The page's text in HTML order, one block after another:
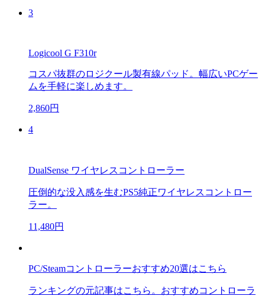
3
Logicool G F310r
コスパ抜群のロジクール製有線パッド。幅広いPCゲー
ムを手軽に楽しめます。
2,860円
4
DualSense ワイヤレスコントローラー
圧倒的な没入感を生むPS5純正ワイヤレスコントロー
ラー。
11,480円
PC/Steamコントローラーおすすめ20選はこちら
ランキングの元記事はこちら。おすすめコントローラ